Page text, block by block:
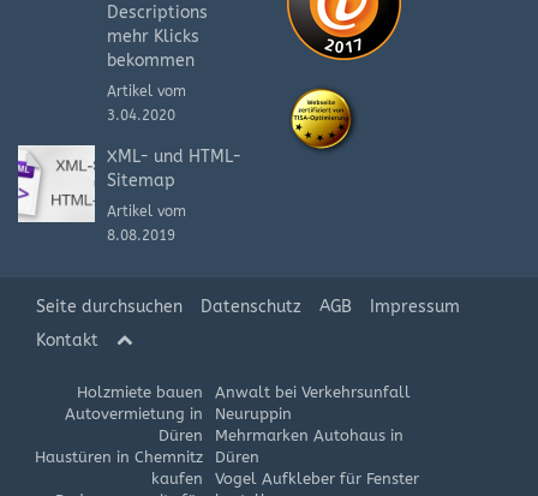
Descriptions
mehr Klicks
bekommen
Artikel vom
3.04.2020
XML- und HTML-
Sitemap
Artikel vom
8.08.2019
Seite durchsuchen Datenschutz AGB
Impressum
Kontakt
Holzmiete bauen
Autovermietung in
Düren
Haustüren in Chemnitz
kaufen
Anwalt bei Verkehrsunfall
Neuruppin
Mehrmarken Autohaus in
Düren
Vogel Aufkleber für Fenster